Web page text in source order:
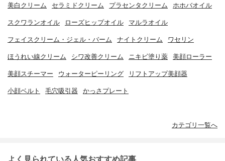
美白クリーム セラミドクリーム プラセンタクリーム ホホバオイル
スクワランオイル ローズヒップオイル マルラオイル
フェイスクリーム・ジェル・バーム ナイトクリーム ワセリン
ほうれい線クリーム シワ改善クリーム ニキビ塗り薬 美顔ローラー
美顔スチーマー ウォーターピーリング リフトアップ美顔器
小顔ベルト 毛穴吸引器 かっさプレート
カテゴリ一覧へ